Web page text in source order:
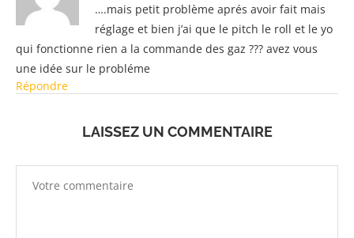
….mais petit problème aprés avoir fait mais
réglage et bien j’ai que le pitch le roll et le yo
qui fonctionne rien a la commande des gaz ??? avez vous
une idée sur le probléme
Répondre
LAISSEZ UN COMMENTAIRE